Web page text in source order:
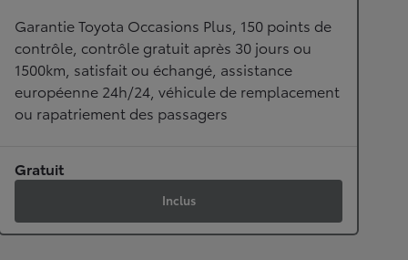
Garantie Toyota Occasions Plus, 150 points de
contrôle, contrôle gratuit après 30 jours ou
1500km, satisfait ou échangé, assistance
européenne 24h/24, véhicule de remplacement
ou rapatriement des passagers
Gratuit
Inclus